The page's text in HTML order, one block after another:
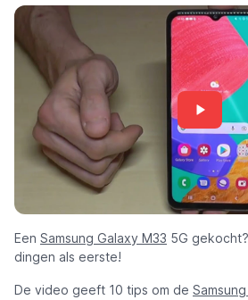
Een Samsung Galaxy M33 5G
dingen als eerste!
De video geeft 10 tips om de